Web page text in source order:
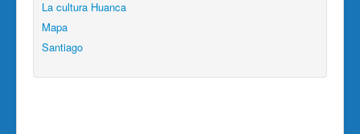
La cultura Huanca
Mapa
Santiago